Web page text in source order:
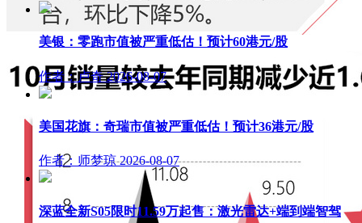
美银：零跑市值被严重低估！预计60港元/股
作者：卢奇 2026-08-07
美国花旗：奇瑞市值被严重低估！预计36港元/股
作者：师梦琼 2026-08-07
深蓝全新S05限时11.59万起售：激光雷达+端到端智驾